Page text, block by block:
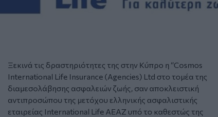
Ξεκινά τις δραστηριότητες της στην Κύπρο η “Cosmos
International Life Insurance (Agencies) Ltd στο τομέα της
διαμεσολάβησης ασφαλειών ζωής, σαν αποκλειστική
αντιπροσώπου της μετόχου ελληνικής ασφαλιστικής
εταιρείας International Life ΑEAZ υπό το καθεστώς της